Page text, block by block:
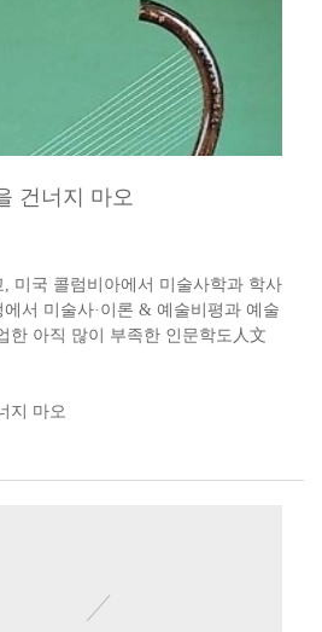
건너지 마오
미국 콜럼비아에서 미술사학과 학사
서 미술사·이론 & 예술비평과 예술
한 아직 많이 부족한 인문학도人文
지 마오​​